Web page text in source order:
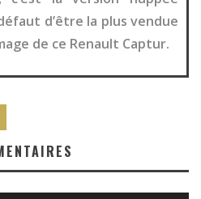
d’être la plus vendue
de ce Renault Captur.